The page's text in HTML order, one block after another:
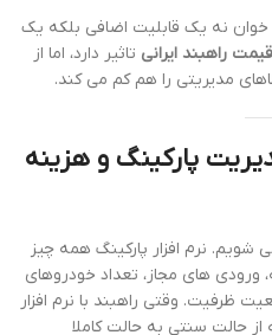
خوان نه یک قابلیت اضافی بلکه یک
قیمت راهبند ایرانی تاثیر دارد، اما از
مدیریتی را هم کم می کند.
پارکینگ و هزینه
شویم. نرم افزار پارکینگ همه چیز
ورودی های مجاز، تعداد خودروهای
ظرفیت. وقتی راهبند با نرم افزار
حالت سنتی به حالت کاملا